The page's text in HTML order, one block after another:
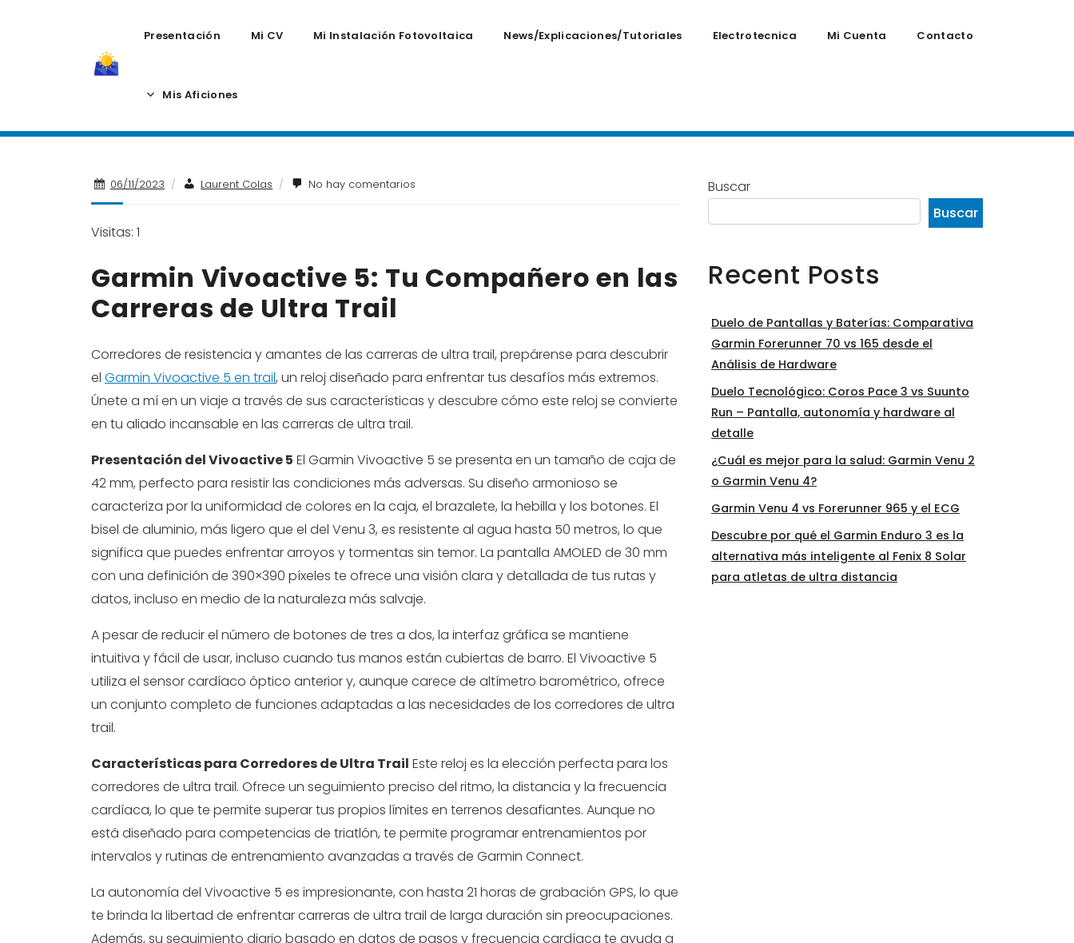
Presentación Mi CV Mi Instalación Fotovoltaica News/Explicaciones/tutoriales Electrotecnica Mi Cuenta Contacto
Mis Aficiones
06/11/2023 / Laurent Colas / No hay comentarios
Visitas: 1
Garmin Vivoactive 5: Tu Compañero en las
Carreras de Ultra Trail
Corredores de resistencia y amantes de las carreras de ultra trail, prepárense para descubrir
el Garmin Vivoactive 5 en trail, un reloj diseñado para enfrentar tus desafíos más extremos.
Únete a mí en un viaje a través de sus características y descubre cómo este reloj se convierte
en tu aliado incansable en las carreras de ultra trail.
Presentación del Vivoactive 5 El Garmin Vivoactive 5 se presenta en un tamaño de caja de
42 mm, perfecto para resistir las condiciones más adversas. Su diseño armonioso se
caracteriza por la uniformidad de colores en la caja, el brazalete, la hebilla y los botones. El
bisel de aluminio, más ligero que el del Venu 3, es resistente al agua hasta 50 metros, lo que
significa que puedes enfrentar arroyos y tormentas sin temor. La pantalla AMOLED de 30 mm
con una definición de 390×390 píxeles te ofrece una visión clara y detallada de tus rutas y
datos, incluso en medio de la naturaleza más salvaje.
A pesar de reducir el número de botones de tres a dos, la interfaz gráfica se mantiene
intuitiva y fácil de usar, incluso cuando tus manos están cubiertas de barro. El Vivoactive 5
utiliza el sensor cardíaco óptico anterior y, aunque carece de altímetro barométrico, ofrece
un conjunto completo de funciones adaptadas a las necesidades de los corredores de ultra
trail.
Características para Corredores de Ultra Trail Este reloj es la elección perfecta para los
corredores de ultra trail. Ofrece un seguimiento preciso del ritmo, la distancia y la frecuencia
cardíaca, lo que te permite superar tus propios límites en terrenos desafiantes. Aunque no
está diseñado para competencias de triatlón, te permite programar entrenamientos por
intervalos y rutinas de entrenamiento avanzadas a través de Garmin Connect.
La autonomía del Vivoactive 5 es impresionante, con hasta 21 horas de grabación GPS, lo que
te brinda la libertad de enfrentar carreras de ultra trail de larga duración sin preocupaciones.
Además, su seguimiento diario basado en datos de pasos y frecuencia cardíaca te ayuda a
Buscar
Buscar
Recent Posts
Duelo de Pantallas y Baterías: Comparativa
Garmin Forerunner 70 vs 165 desde el
Análisis de Hardware
Duelo Tecnológico: Coros Pace 3 vs Suunto
Run – Pantalla, autonomía y hardware al
detalle
¿Cuál es mejor para la salud: Garmin Venu 2
o Garmin Venu 4?
Garmin Venu 4 vs Forerunner 965 y el ECG
Descubre por qué el Garmin Enduro 3 es la
alternativa más inteligente al Fenix 8 Solar
para atletas de ultra distancia